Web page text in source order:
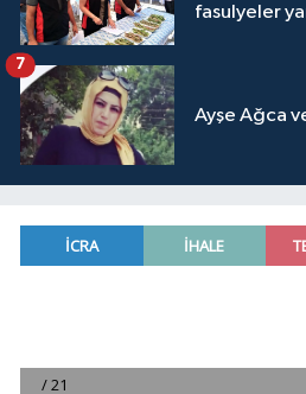
fasulyeler
Ayşe Ağca
7